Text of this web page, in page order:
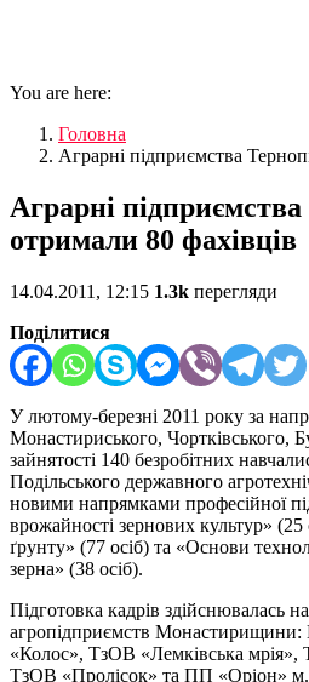
You are here:
Головна
Аграрні підприємства
Аграрні
отримали 80 фахівців
14.04.2011, 12:15 1.3k перегляди
Поділитися
У лютому-березні 2011 року за
Монастириського, Чортківського,
зайнятості 140 безробітних
Подільського державного
новими напрямками професійної
врожайності зернових культур» (25
ґрунту» (77 осіб) та «Основи
зерна» (38 осіб).
Підготовка кадрів здійснювалась
агропідприємств
«Колос», ТзОВ «Лемківська
ТзОВ «Пролісок» та ПП «Оріон»